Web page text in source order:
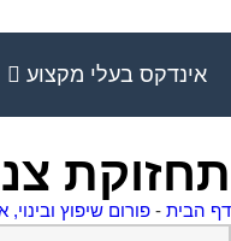
אינדקס בעלי מקצוע
תחזוקת
דף הבית - פורום שיפוץ ובינוי,